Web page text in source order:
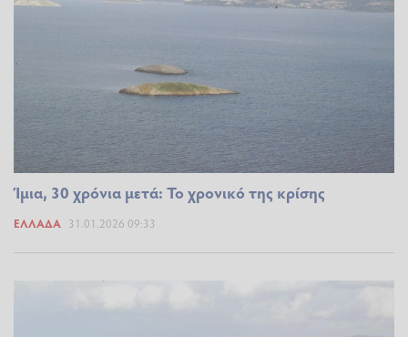
Ίμια, 30 χρόνια μετά: Το χρονικό της κρίσης
ΕΛΛΆΔΑ 31.01.2026 09:33